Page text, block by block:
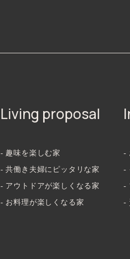
Living proposal
- 趣味を楽しむ家
- 共働き夫婦にピッタリな家
- アウトドアが楽しくなる家
- お料理が楽しくなる家
-
-
-
-